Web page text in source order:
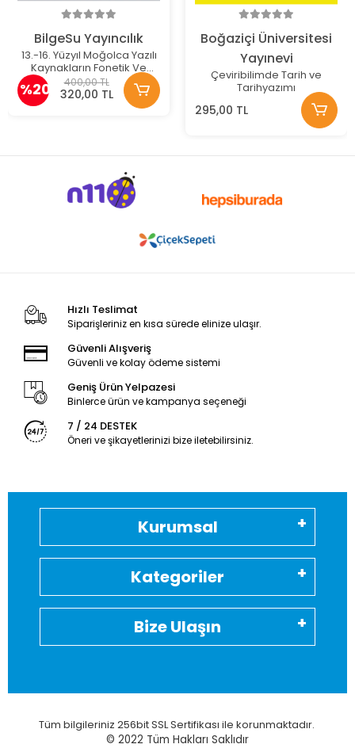
BilgeSu Yayıncılık
13.-16. Yüzyıl Moğolca Yazılı
Kaynakların Fonetik Ve
Morfolojik Sistemi
%20 400,00 TL
320,00 TL
Boğaziçi Üniversitesi
Yayınevi
Çeviribilimde Tarih ve
Tarihyazımı
295,00 TL
Hızlı Teslimat
Siparişleriniz en kısa sürede elinize ulaşır.
Güvenli Alışveriş
Güvenli ve kolay ödeme sistemi
Geniş Ürün Yelpazesi
Binlerce ürün ve kampanya seçeneği
7 / 24 DESTEK
Öneri ve şikayetlerinizi bize iletebilirsiniz.
Kurumsal
Kategoriler
Bize Ulaşın
Tüm bilgileriniz 256bit SSL Sertifikası ile korunmaktadır.
© 2022 Tüm Hakları Saklıdır